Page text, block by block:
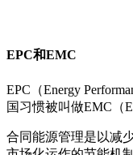
EPC和EMC
EPC（Energy
国习惯被叫做EMC（
合同能源管理是以减